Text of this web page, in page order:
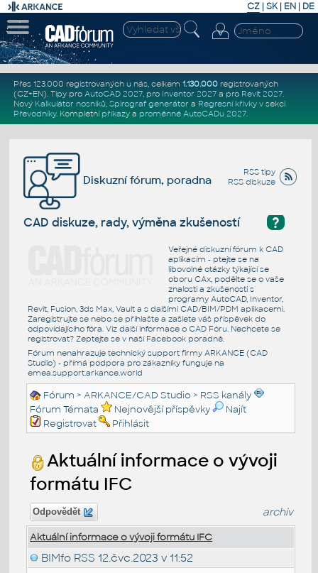
CZ | SK| EN | DE
Přes 123.000 registrovaných u nás, celkem 1.130.000registrovaných
(CZ+EN). Tipy pro AutoCAD 2027, pro Inventor 2027a pro Revit 2027.
Nový Kalkulátor nosníků, Spirograf generátor a Regresní křivkyv sekci
Převodníky. Kompletní příkazya proměnné AutoCADu 2027.
RSS tipy
RSS diskuze
Diskuzní fórum, poradna
?
CAD diskuze, rady, výměna zkušeností
Veřejné diskuzní fórum k CAD
aplikacím - ptejte se na
libovolné otázky týkající se
oboru CAx, podělte se o vaše
znalosti a zkušenosti s
programy AutoCAD, Inventor,
Revit, Fusion, 3ds Max, Vault a s dalšími CAD/BIM/PDM aplikacemi.
Zaregistrujte se nebo se přihlašte a zašlete váš příspěvek do
odpovídajícího fóra. Viz další informace o CAD Fóru. Nechcete se
registrovat? Zeptejte se v naší Facebook poradně.
Fórum nenahrazuje technický support firmy ARKANCE (CAD
Studio) - přímá podpora pro zákazníky funguje na
emea.support.arkance.world
Fórum >ARKANCE/CAD Studio > RSS kanály
Fórum Témata
Nejnovější příspěvky
Najít
Registrovat
Přihlásit
Aktuální informace o vývoji
formátu IFC
Odpovědět archiv
Aktuální informace o vývoji formátu IFC
BIMfo RSS 12.čvc.2023 v 11:52